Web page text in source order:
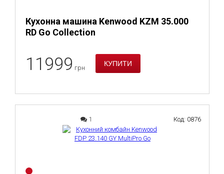
Кухонна машина Kenwood KZM 35.000
RD Go Collection
11999 грн
1 Код: 0876